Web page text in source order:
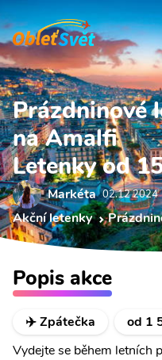
Prázdninové
na Amalfi
Letenky od
Markéta 02.12 2024
Akční letenky
Popis akce
✈️ Zpátečka
od 1
Vydejte se během letních